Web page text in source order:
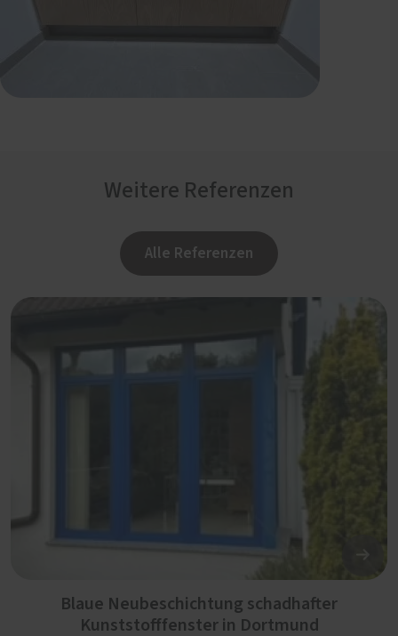
Weitere Referenzen
Alle Referenzen
Blaue Neubeschichtung schadhafter
Kunststofffenster in Dortmund